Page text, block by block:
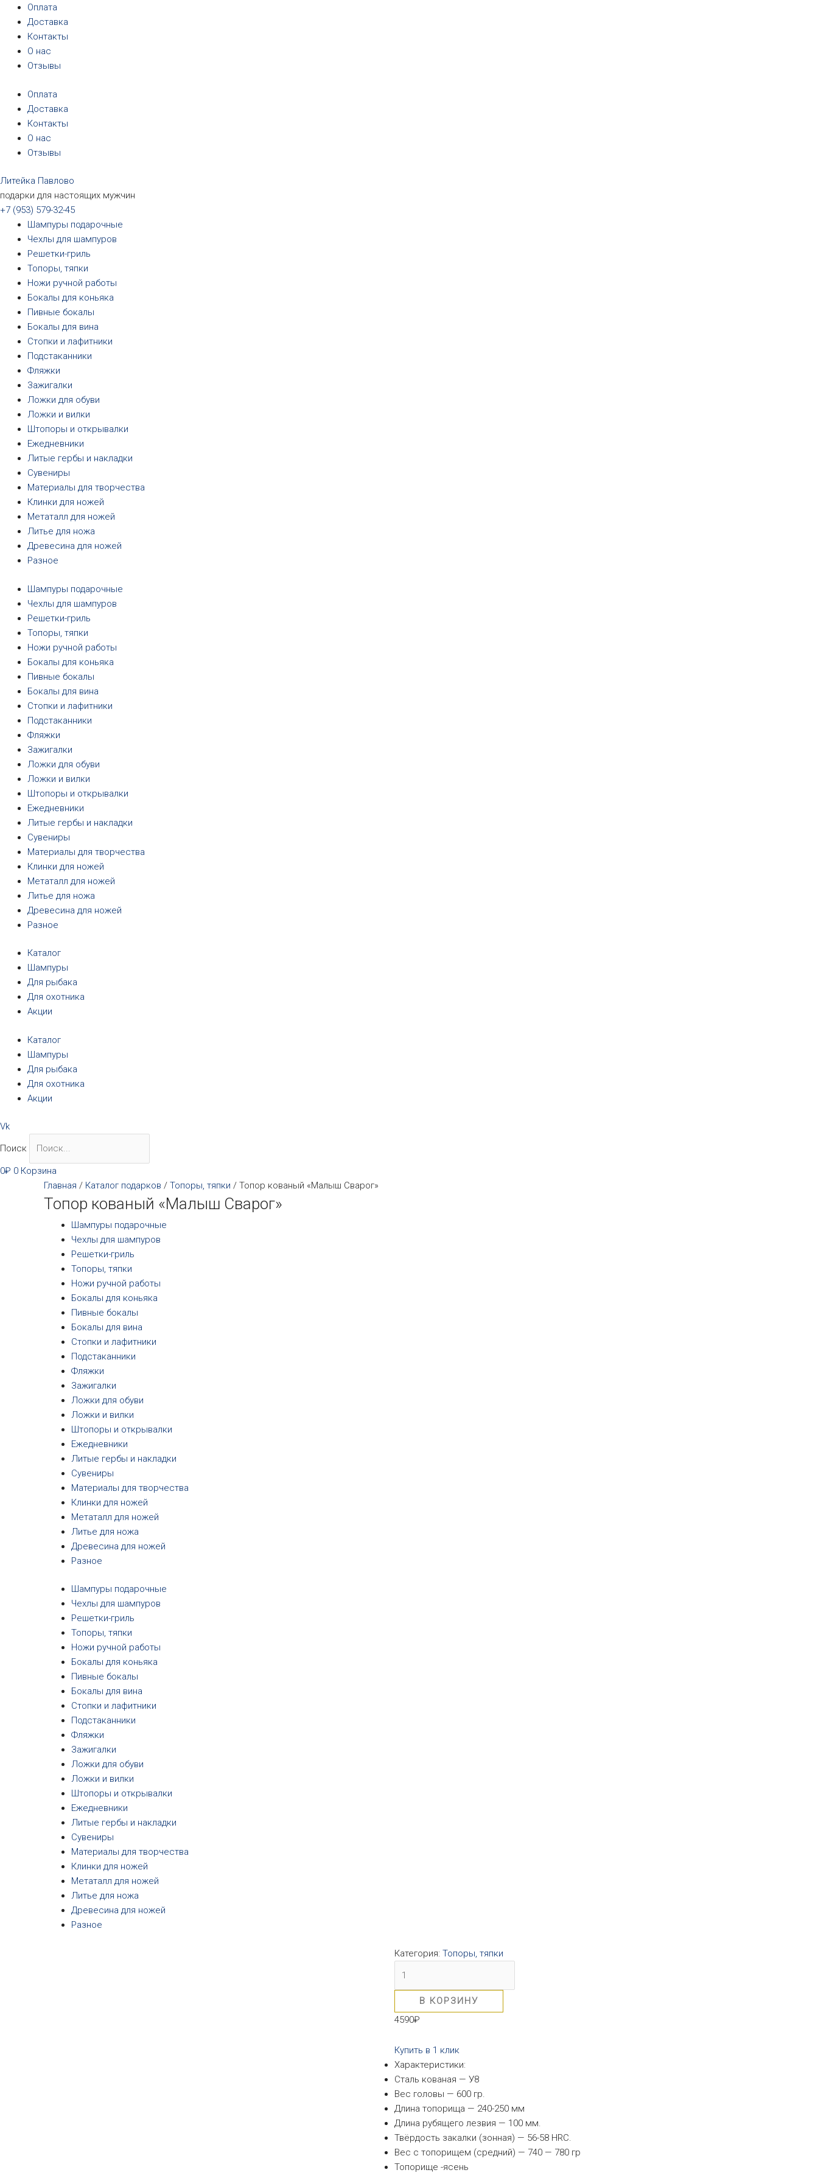
Перейти
содержимому
Оплата
Доставка
Контакты
О нас
Отзывы
Оплата
Доставка
Контакты
О нас
Отзывы
Литейка Павлово
подарки для настоящих мужчин
+7 (953) 579-32-45
Шампуры подарочные
Чехлы для шампуров
Решетки-гриль
Топоры, тяпки
Ножи ручной работы
Бокалы для коньяка
Пивные бокалы
Бокалы для вина
Стопки и лафитники
Подстаканники
Фляжки
Зажигалки
Ложки для обуви
Ложки и вилки
Штопоры и открывалки
Ежедневники
Литые гербы и накладки
Сувениры
Материалы для творчества
Клинки для ножей
Метаталл для ножей
Литье для ножа
Древесина для ножей
Разное
Шампуры подарочные
Чехлы для шампуров
Решетки-гриль
Топоры, тяпки
Ножи ручной работы
Бокалы для коньяка
Пивные бокалы
Бокалы для вина
Стопки и лафитники
Подстаканники
Фляжки
Зажигалки
Ложки для обуви
Ложки и вилки
Штопоры и открывалки
Ежедневники
Литые гербы и накладки
Сувениры
Материалы для творчества
Клинки для ножей
Метаталл для ножей
Литье для ножа
Древесина для ножей
Разное
Каталог
Шампуры
Для рыбака
Для охотника
Акции
Каталог
Шампуры
Для рыбака
Для охотника
Акции
Vk
Поиск
0₽ 0 Корзина
Главная / Каталог подарков / Топоры, тяпки / Топор кованый «Малыш Сварог»
Топор кованый «Малыш Сварог»
Шампуры подарочные
Чехлы для шампуров
Решетки-гриль
Топоры, тяпки
Ножи ручной работы
Бокалы для коньяка
Пивные бокалы
Бокалы для вина
Стопки и лафитники
Подстаканники
Фляжки
Зажигалки
Ложки для обуви
Ложки и вилки
Штопоры и открывалки
Ежедневники
Литые гербы и накладки
Сувениры
Материалы для творчества
Клинки для ножей
Метаталл для ножей
Литье для ножа
Древесина для ножей
Разное
Шампуры подарочные
Чехлы для шампуров
Решетки-гриль
Топоры, тяпки
Ножи ручной работы
Бокалы для коньяка
Пивные бокалы
Бокалы для вина
Стопки и лафитники
Подстаканники
Фляжки
Зажигалки
Ложки для обуви
Ложки и вилки
Штопоры и открывалки
Ежедневники
Литые гербы и накладки
Сувениры
Материалы для творчества
Клинки для ножей
Метаталл для ножей
Литье для ножа
Древесина для ножей
Разное
Категория: Топоры, тяпки
В КОРЗИНУ
4590₽
Купить в 1 клик
Характеристики:
Сталь кованая — У8
Вес головы — 600 гр.
Длина топорища — 240-250 мм
Длина рубящего лезвия — 100 мм.
Твёрдость закалки (зонная) — 56-58 HRC.
Вес с топорищем (средний) — 740 — 780 гр
Топорище -ясень